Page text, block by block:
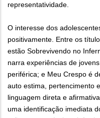
representatividade.
O interesse dos
positivamente. Entre os
estão Sobrevivendo no
narra experiências de
periférica; e Meu Crespo é
auto estima, pertencimento
linguagem direta e
uma identificação imediata